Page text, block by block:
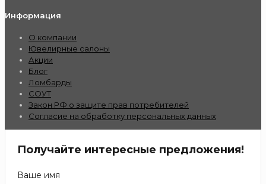
Информация
О компании
Ювелирные салоны
Акции
Блог
Ломбарды
СОУТ
Закон РФ о защите прав потребителей
Согласие на обработку персональных данных
Получайте интересные предложения!
Ваше имя